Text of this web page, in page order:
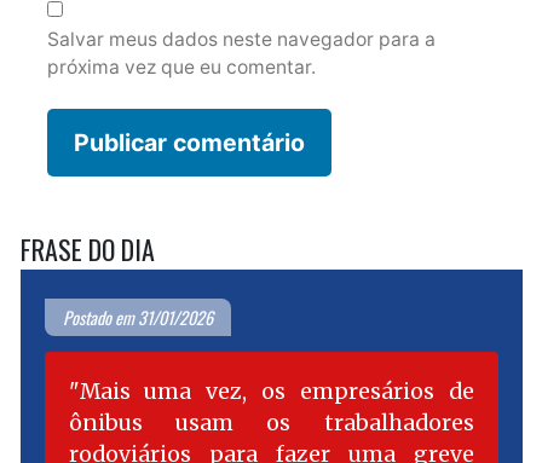
Salvar meus dados neste navegador para a
próxima vez que eu comentar.
FRASE DO DIA
Postado em 31/01/2026
Mais uma vez, os empresários de
ônibus usam os trabalhadores
rodoviários para fazer uma greve